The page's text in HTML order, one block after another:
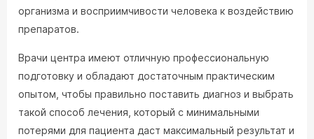
организма и восприимчивости человека к воздействию
препаратов.
Врачи центра имеют отличную профессиональную
подготовку и обладают достаточным практическим
опытом, чтобы правильно поставить диагноз и выбрать
такой способ лечения, который с минимальными
потерями для пациента даст максимальный результат и